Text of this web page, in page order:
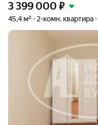
3 399 000 ₽
45,4 м² 2-комн. квартира